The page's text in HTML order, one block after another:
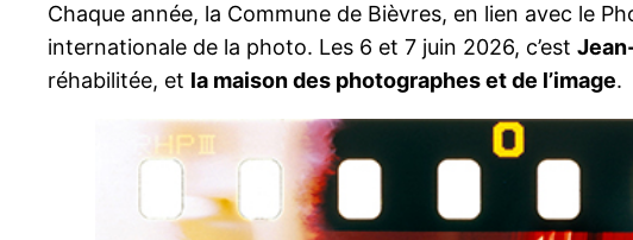
Chaque année, la Commune de Bièvres, en lien avec le
internationale de la photo. Les 6 et 7 juin 2026, c’est
réhabilitée, et la maison des photographes et de l’image.